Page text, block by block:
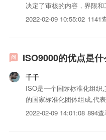
决定了审核的内容，界限
须明确审核范围，作为审核
2022-02-09 10:55:02 1141
ISO9000的优点是
千千
ISO是一个国际标准化组织
的国家标准化团体组成,代
家技术监督局(CSBTS)。
2022-02-09 14:01:08 894